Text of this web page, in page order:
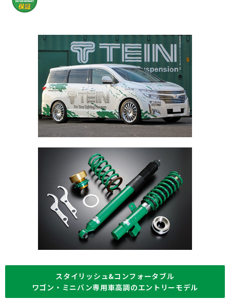
スタイリッシュ&コンフォータブル
ワゴン・ミニバン専用車高調のエントリーモデル